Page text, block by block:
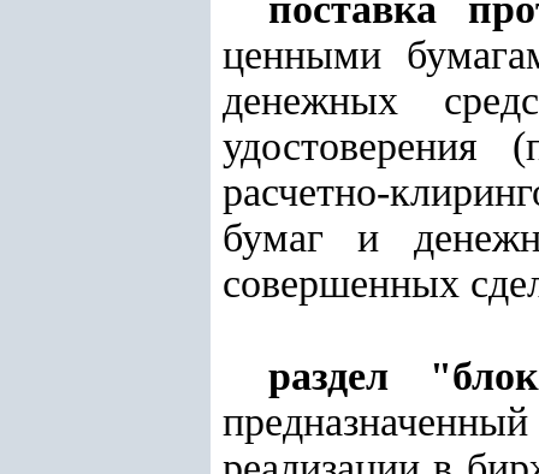
поставка
ценными
денежных
удостоверения
расчетно-
бумаг и
совершенных
раздел